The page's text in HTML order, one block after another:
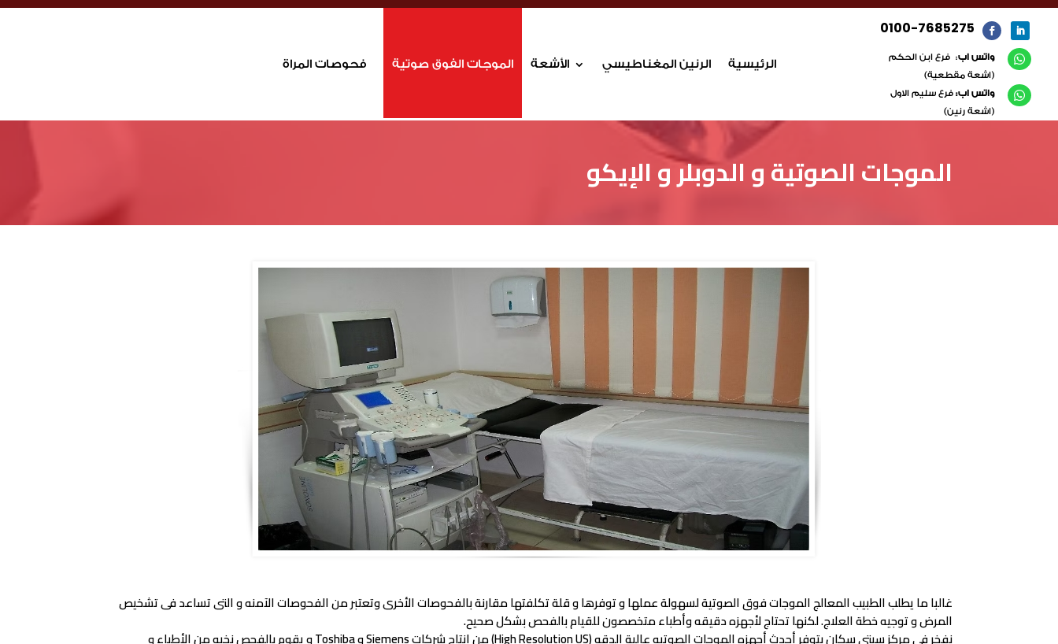
الرئيسية الرنين المغناطيسي الأشعة الموجات الفوق صوتية فحوصات المراة
0100-7685275
 واتس اب: فرع ابن الحكم
(اشعة مقطعية)
 واتس اب:فرع سليم الاول
(اشعة رنين)
​الموجات الصوتية و الدوبلر و الإيكو
غالبا ما يطلب الطبيب المعالج الموجات فوق الصوتية لسهولة عملها و توفرها و قلة تكلفتها مقارنة بالفحوصات الأخرى وتعتبر من الفحوصات الآمنه و التى تساعد فى تشخيص
المرض و توجيه خطة العلاج. لكنها تحتاج لأجهزه دقيقه وأطباء متخصصون للقيام بالفحص بشكل صحيح.
نفخر فى مركز سيتى سكان بتوفر أحدث أجهزه الموجات الصوتيه عالية الدقه (High Resolution US) من إنتاج شركات Siemens و Toshiba و يقوم بالفحص نخبه من الأطباء و